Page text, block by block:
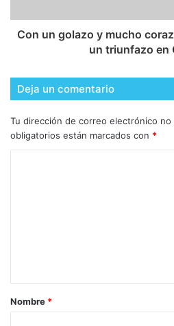
Con un golazo y mucho
un triunfazo en
Deja un comentario
Tu dirección de correo electrónico no
obligatorios están marcados con *
Nombre *